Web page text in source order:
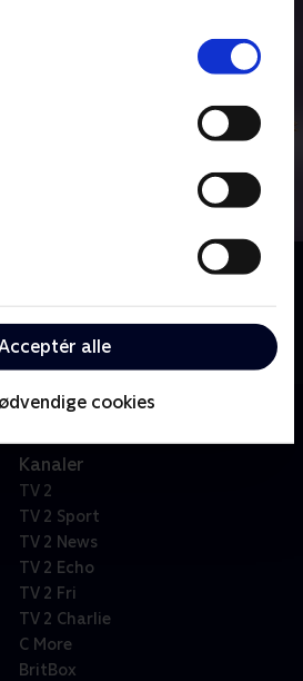
alle
cookies
dinosaur
Denver bor sammen med sin
Kanaler
TV 2
TV 2 Sport
TV 2 News
TV 2 Echo
TV 2 Fri
TV 2 Charlie
C More
BritBox